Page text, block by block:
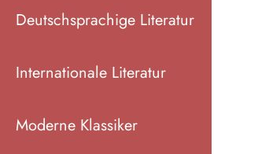
Deutschsprachige Literatur
Internationale Literatur
Moderne Klassiker